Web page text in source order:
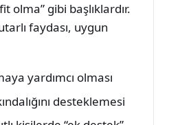
olma” gibi başlıklardır.
faydası, uygun
yardımcı olması
desteklemesi